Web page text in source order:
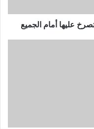
عليها أمام الجميع